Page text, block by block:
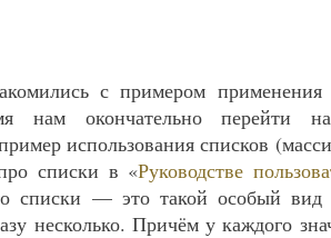
с примером применения
нам окончательно перейти
использования списков
списки в «Руководстве
списки — это такой особый вид
несколько. Причём у каждого